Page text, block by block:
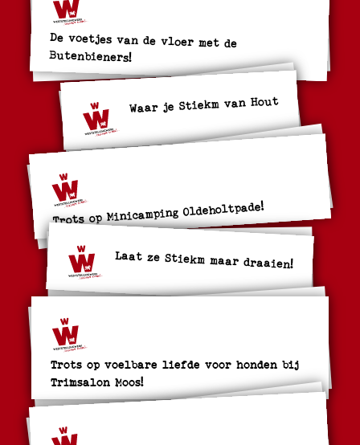
De voetjes van de vloer met de
Butenbieners!
Waar je Stiekm van Hout
Trots op Minicamping Oldeholtpade!
Laat ze Stiekm maar draaien!
Trots op voelbare liefde voor honden bij
Trimsalon Moos!